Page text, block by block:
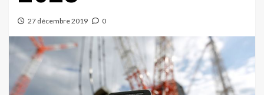
27 décembre 2019 0